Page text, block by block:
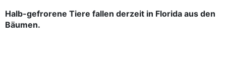
Halb-gefrorene Tiere fallen derzeit in Florida aus den
Bäumen.